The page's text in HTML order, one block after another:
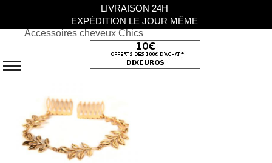
Accessoires cheveux Chics
LIVRAISON 24H
EXPÉDITION LE JOUR MÊME